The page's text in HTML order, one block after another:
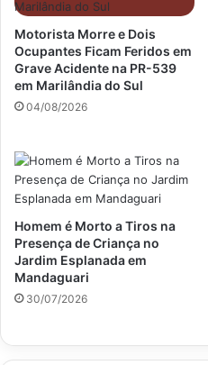
Motorista Morre e Dois
Ocupantes Ficam Feridos em
Grave Acidente na PR-539
em Marilândia do Sul
04/08/2026
Homem é Morto a Tiros na
Presença de Criança no
Jardim Esplanada em
Mandaguari
30/07/2026